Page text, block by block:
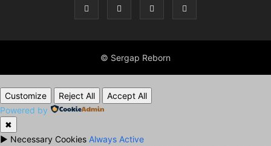
© Sergap Reborn
Customize Reject All
Accept All
Powered by
✖
► Necessary Cookies Always Active